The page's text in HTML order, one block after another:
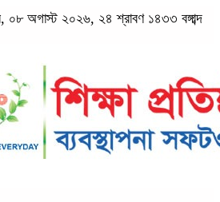
০৮ অগাস্ট ২০২৬, ২৪ শ্রাবণ ১৪৩৩ বঙ্গাব্দ